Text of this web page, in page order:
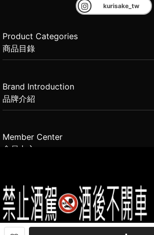
kurisake_tw
Product Categories
商品目錄
Brand Introduction
品牌介紹
Member Center
會員中心
2021思橙國際有限公司 版權所有 禁止轉貼節錄 All